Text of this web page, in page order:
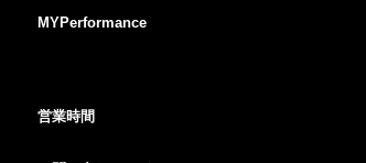
MYPerformance
営業時間